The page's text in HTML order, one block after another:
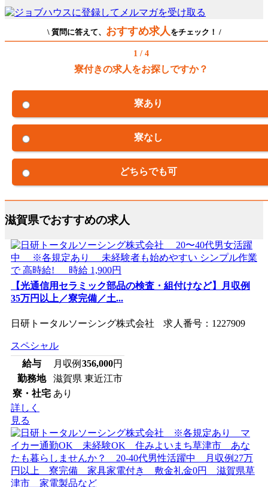
\ 質問に答えて、 おすすめ求人をチェック！ /
1 / 4
寮付きの求人をお探しですか？
寮あり
寮なし
どちらでも可
滋賀県でおすすめの求人
【光通信用セラミック部品の検査・組付けなど】月収例
35万円以上／寮完備／土...
日研トータルソーシング株式会社 求人番号：1227909
スペシャル
給与
月収例 356,000円
勤務地
滋賀県 東近江市
寮・社宅 あり
詳しく
見る